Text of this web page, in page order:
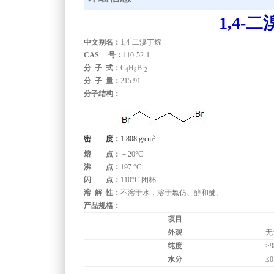
1,4-二
中文别名： 1,4-二溴丁烷
CAS 号： 110-52-1
分 子 式： C4H8Br2
分 子 量： 215.91
分子结构：
密 度： 1.808 g/cm3
熔 点： －20°C
沸 点： 197 °C
闪 点： 110°C 闭杯
溶 解 性： 不溶于水，溶于氯仿、醇和醚。
产品规格：
项目
外观
纯度
水分